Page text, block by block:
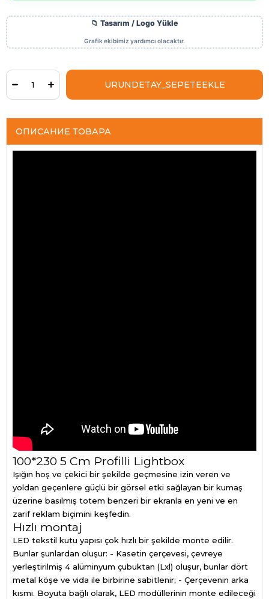
ОПИСАНИЕ ТОВАРА
100*230 5 Cm Profilli Lightbox
Işığın hoş ve çekici bir şekilde geçmesine izin veren ve
yoldan geçenlere güçlü bir görsel etki sağlayan bir kumaş
üzerine basılmış totem benzeri bir ekranla en yeni ve en
zarif reklam biçimini keşfedin.
Hızlı montaj
LED tekstil kutu yapısı çok hızlı bir şekilde monte edilir.
Bunlar şunlardan oluşur: - Kasetin çerçevesi, çevreye
yerleştirilmiş 4 alüminyum çubuktan (Lxl) oluşur, bunlar dört
metal köşe ve vida ile birbirine sabitlenir; - Çerçevenin arka
kısmı. Boyuta bağlı olarak, LED modüllerinin monte edileceği